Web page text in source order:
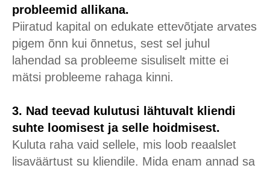
probleemid allikana.
Piiratud kapital on edukate ettevõtjate arvates
pigem õnn kui õnnetus, sest sel juhul
lahendad sa probleeme sisuliselt mitte ei
mätsi probleeme rahaga kinni.
3. Nad teevad kulutusi lähtuvalt kliendi
suhte loomisest ja selle hoidmisest.
Kuluta raha vaid sellele, mis loob reaalslet
lisaväärtust su kliendile. Mida enam annad sa